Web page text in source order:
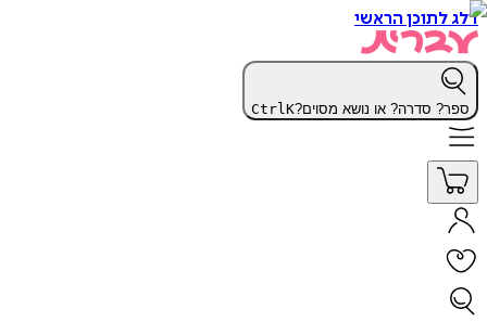
דלג לתוכן הראשי
ספר? סדרה? או נושא מסוים? CtrlK